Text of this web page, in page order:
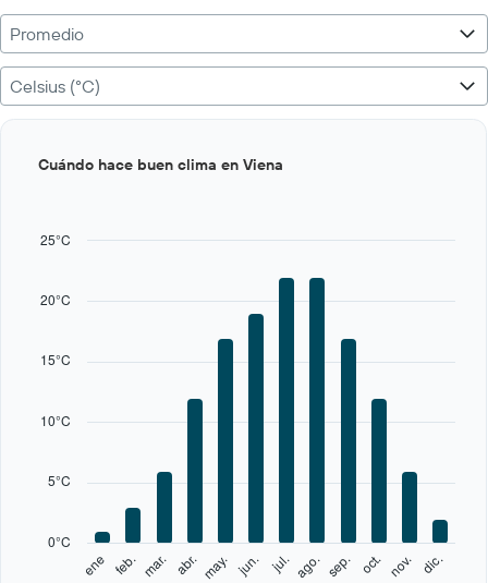
Promedio
Celsius (°C)
Range:
categories.
graphic.
ene feb. mar. abr. may. jun. jul. ago. sep. oct. nov. dic.
0°C
5°C
10°C
15°C
20°C
25°C
Cuándo hace buen clima en Viena